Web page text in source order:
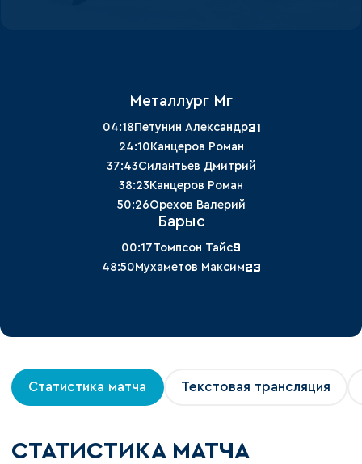
Металлург Мг
04:18 Петунин Александр31
24:10 Канцеров Роман
37:43Силантьев Дмитрий
38:23 Канцеров Роман
50:26Орехов Валерий
Барыс
00:17Томпсон Тайс9
48:50Мухаметов Максим23
Статистика матча Текстовая трансляция
СТАТИСТИКА МАТЧА